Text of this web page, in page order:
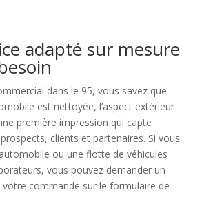
adapté sur mesure
dans le 95, vous savez que
est nettoyée, l’aspect extérieur
première impression qui capte
clients et partenaires. Si vous
ou une flotte de véhicules
vous pouvez demander un
votre commande sur le formulaire de